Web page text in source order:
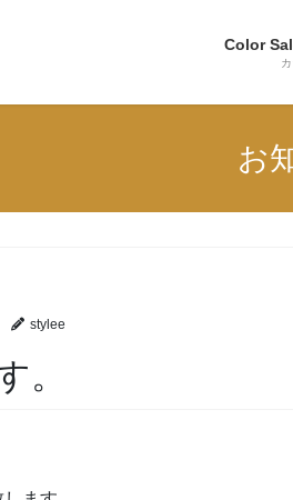
Color
お
stylee
。